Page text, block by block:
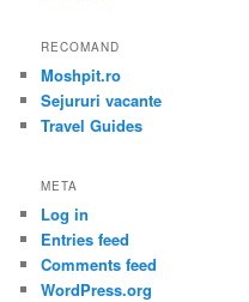
RECOMAND
Moshpit.ro
Sejururi vacante
Travel Guides
META
Log in
Entries feed
Comments feed
WordPress.org